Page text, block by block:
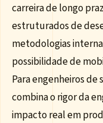
carreira de longo
estruturados de
metodologias
possibilidade de
Para engenheiros
combina o rigor da
impacto real em